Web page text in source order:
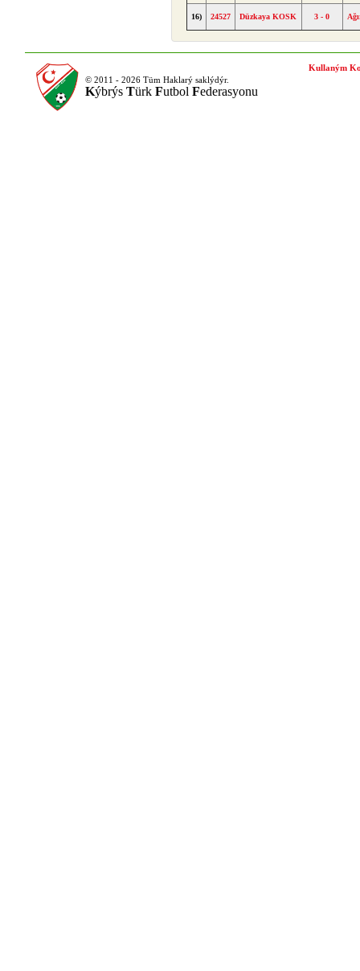
16) 24527 Düzkaya KOSK 3 - 0
© 2011 - 2026 Tüm Haklarý saklýdýr.
Kýbrýs Türk Futbol Federasyonu
Kullaným